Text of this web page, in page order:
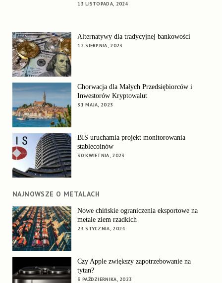
13 LISTOPADA, 2024
Alternatywy dla tradycyjnej bankowości
12 SIERPNIA, 2023
Chorwacja dla Małych Przedsiębiorców i
Inwestorów Kryptowalut
31 MAJA, 2023
BIS uruchamia projekt monitorowania
stablecoinów
30 KWIETNIA, 2023
NAJNOWSZE O METALACH
Nowe chińskie ograniczenia eksportowe na
metale ziem rzadkich
23 STYCZNIA, 2024
Czy Apple zwiększy zapotrzebowanie na
tytan?
3 PAŹDZIERNIKA, 2023